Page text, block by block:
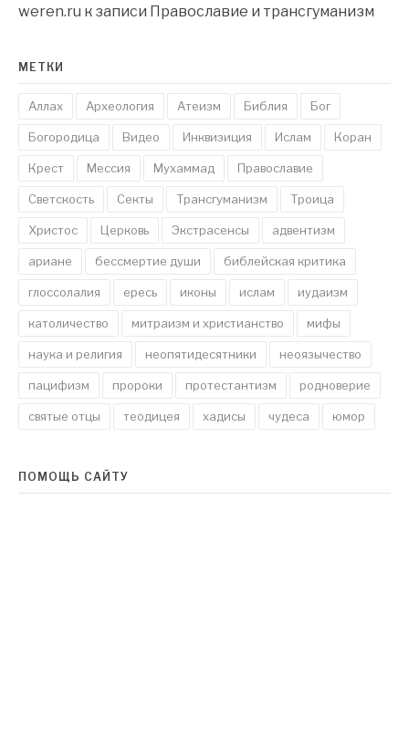
weren.ru к записи Православие и трансгуманизм
МЕТКИ
Аллах Археология Атеизм Библия Бог
Богородица Видео Инквизиция Ислам Коран
Крест Мессия Мухаммад Православие
Светскость Секты Трансгуманизм Троица
Христос Церковь Экстрасенсы адвентизм
ариане бессмертие души библейская критика
глоссолалия ересь иконы ислам иудаизм
католичество митраизм и христианство мифы
наука и религия неопятидесятники неоязычество
пацифизм пророки протестантизм родноверие
святые отцы теодицея хадисы чудеса юмор
ПОМОЩЬ САЙТУ